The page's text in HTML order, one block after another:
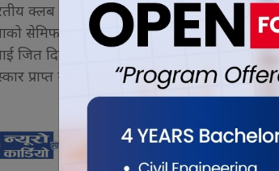
क्लब शेर फुटबल क्लब कालिङपोङलाई २-० ले
सेमिफाइनलमा प्रवेश गरेको छ । झापा-११ का
जित दिलाएका थिए। खेलका उत्कृष्ट खेलाडी
प्राप्त गरे ।